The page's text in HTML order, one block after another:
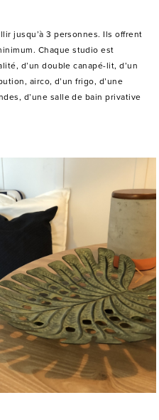
jusqu’à 3 personnes. Ils offrent
Chaque studio est
d’un double canapé-lit, d’un
airco, d’un frigo, d’une
d’une salle de bain privative